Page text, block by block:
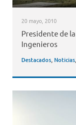
20 mayo, 2010
Presidente de
Ingenieros
Destacados, Noticias,